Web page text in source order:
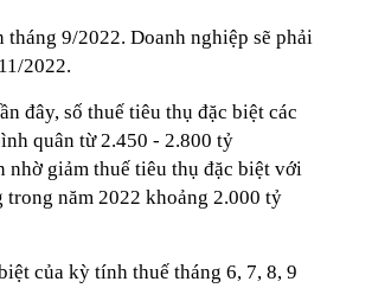
9/2022. Doanh nghiệp sẽ phải
2022.
đây, số thuế tiêu thụ đặc biệt các
quân từ 2.450 - 2.800 tỷ
nhờ giảm thuế tiêu thụ đặc biệt với
năm 2022 khoảng 2.000 tỷ
của kỳ tính thuế tháng 6, 7, 8, 9